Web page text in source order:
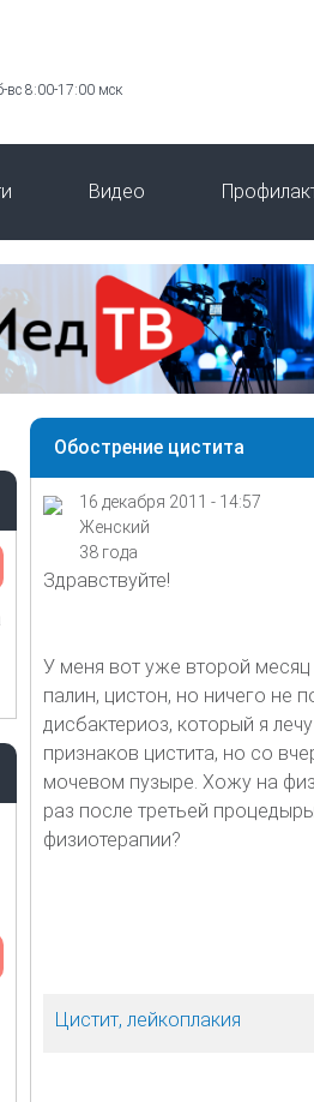
вс 8:00-17:00 мск
Видео
Обострение цистита
16 декабря 2011 - 14:57
Женский
38 года
Здравствуйте!
У меня вот уже второй
палин, цистон, но ничего не
дисбактериоз, который я
признаков цистита, но со
мочевом пузыре. Хожу на
раз после третьей
физиотерапии?
Цистит, лейкоплакия